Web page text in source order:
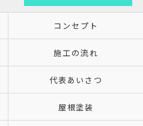
コンセプト
施工の流れ
代表あいさつ
屋根塗装